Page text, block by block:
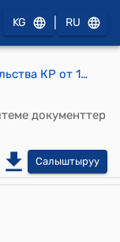
KG RU
Постановление Правительства КР от 10 октября 2001 года № 625 "Об утверждении положений, регламентирующих деятельность органов территориального общественного самоуправления в Кыргызской Республике"
документтер
Салыштыруу